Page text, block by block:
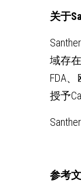
关于
域存
FDA
授予
参考